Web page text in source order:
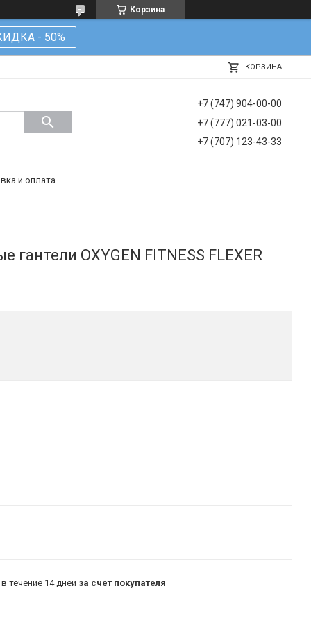
Корзина
- 50%
КОРЗИНА
+7 (747) 904-00-00
+7 (777) 021-03-00
+7 (707) 123-43-33
и оплата
гантели OXYGEN FITNESS FLEXER
течение 14 дней за счет покупателя